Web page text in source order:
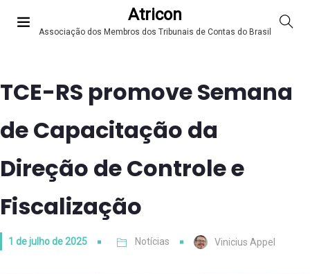
Atricon
Associação dos Membros dos Tribunais de Contas do Brasil
TCE-RS promove Semana
de Capacitação da
Direção de Controle e
Fiscalização
1 de julho de 2025 Notícias Vinicius Appel